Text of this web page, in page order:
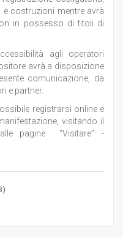
e costruzioni mentre avrà
in possesso di titoli di
agli operatori
avrà a disposizione
comunicazione, da
e partner.
registrarsi online e
visitando il
pagine “Visitare” -